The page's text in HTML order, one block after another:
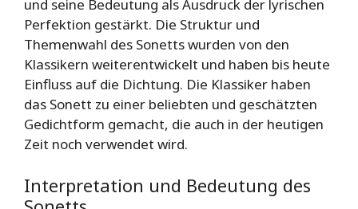
und seine Bedeutung als Ausdruck der lyrischen
Perfektion gestärkt. Die Struktur und
Themenwahl des Sonetts wurden von den
Klassikern weiterentwickelt und haben bis heute
Einfluss auf die Dichtung. Die Klassiker haben
das Sonett zu einer beliebten und geschätzten
Gedichtform gemacht, die auch in der heutigen
Zeit noch verwendet wird.
Interpretation und Bedeutung des